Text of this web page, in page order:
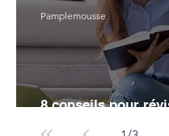
8 conseils pour
Pamplemousse